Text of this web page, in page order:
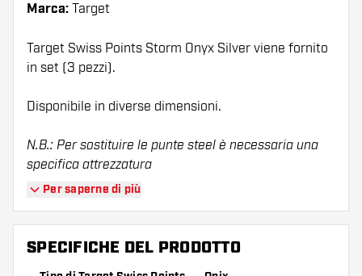
Marca: Target
Target Swiss Points Storm Onyx Silver viene fornito
in set (3 pezzi).
Disponibile in diverse dimensioni.
N.B.: Per sostituire le punte steel è necessaria una
specifica attrezzatura
Per saperne di più
SPECIFICHE DEL PRODOTTO